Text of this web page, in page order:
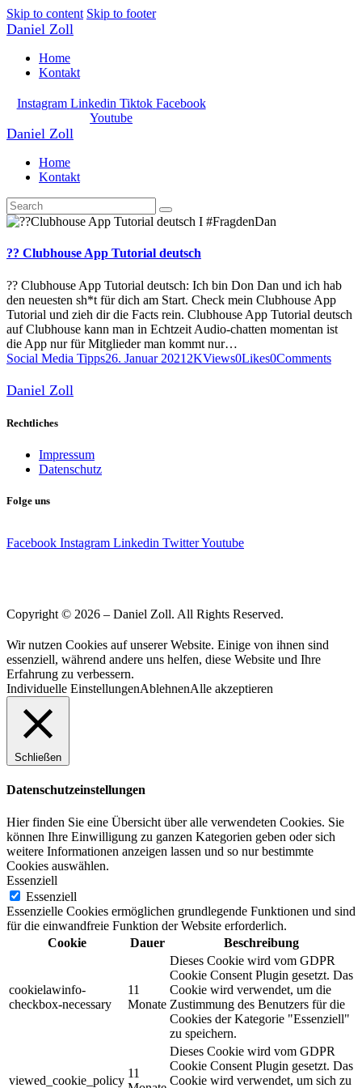
Skip to content Skip to footer
Daniel Zoll
Home
Kontakt
Instagram Linkedin Tiktok Facebook
Youtube
Daniel Zoll
Home
Kontakt
?? Clubhouse App Tutorial deutsch
?? Clubhouse App Tutorial deutsch: Ich bin Don Dan und ich hab
den neuesten sh*t für dich am Start. Check mein Clubhouse App
Tutorial und zieh dir die Facts rein. Clubhouse App Tutorial deutsch
auf Clubhouse kann man in Echtzeit Audio-chatten momentan ist
die App nur für Mitglieder man kommt nur…
Social Media Tipps26. Januar 2021 2KViews0Likes0Comments
Daniel Zoll
Rechtliches
Impressum
Datenschutz
Folge uns
Facebook Instagram Linkedin TwitterYoutube
Copyright © 2026 – Daniel Zoll. All Rights Reserved.
Wir nutzen Cookies auf unserer Website. Einige von ihnen sind
essenziell, während andere uns helfen, diese Website und Ihre
Erfahrung zu verbessern.
Individuelle EinstellungenAblehnenAlle akzeptieren
Schließen
Datenschutzeinstellungen
Hier finden Sie eine Übersicht über alle verwendeten Cookies. Sie
können Ihre Einwilligung zu ganzen Kategorien geben oder sich
weitere Informationen anzeigen lassen und so nur bestimmte
Cookies auswählen.
Essenziell
Essenziell
Essenzielle Cookies ermöglichen grundlegende Funktionen und sind
für die einwandfreie Funktion der Website erforderlich.
Cookie
Dauer Beschreibung
cookielawinfo-
checkbox-necessary
11
Monate
Dieses Cookie wird vom GDPR
Cookie Consent Plugin gesetzt. Das
Cookie wird verwendet, um die
Zustimmung des Benutzers für die
Cookies der Kategorie "Essenziell"
zu speichern.
viewed_cookie_policy
11
Dieses Cookie wird vom GDPR
Cookie Consent Plugin gesetzt. Das
Cookie wird verwendet, um sich zu